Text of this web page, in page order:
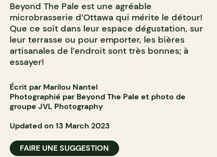
Beyond The Pale est une agréable
microbrasserie d’Ottawa qui mérite le détour!
Que ce soit dans leur espace dégustation, sur
leur terrasse ou pour emporter, les bières
artisanales de l’endroit sont très bonnes; à
essayer!
Écrit par Marilou Nantel
Photographié par Beyond The Pale et photo de
groupe JVL Photography
Updated on 13 March 2023
FAIRE UNE SUGGESTION